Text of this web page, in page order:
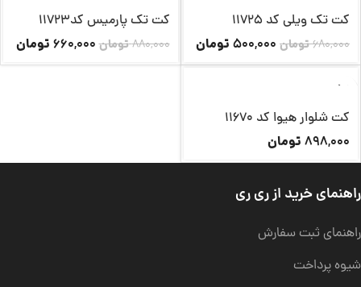
ناموجود
کت تک ویلی کد 11725
680,000تومان 500,000 تومان
ناموجود
کت تک پارمیس کد11723
880,000تومان660,000 تومان
کت شلوار هیوا کد 11670
898,000 تومان
راهنمای خرید از ری ری
راهنمای ثبت سفارش
شیوه پرداخت